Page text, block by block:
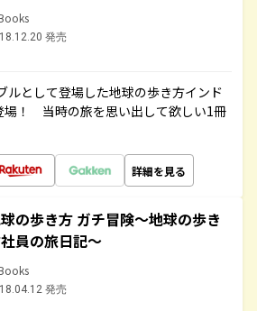
発売
ルとして登場した地球の歩き方インド
場！ 当時の旅を思い出して欲しい1冊
詳細を見る
の歩き方 ガチ冒険～地球の歩き
員の旅日記～
発売